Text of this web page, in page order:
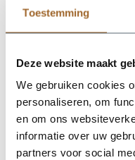
Toestemming
Deze website maakt
We gebruiken cookies
personaliseren, om
en om ons
informatie over uw
partners voor social
zijn, nemen we
De Bordo Modern Vase
Dankzij de vaasvorm
silhouet dat mooi
natuurlijke interieurs. De
rustige, stijlvolle basis
komen. Het
bak voldoende